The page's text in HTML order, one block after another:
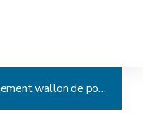
Arrêté du Gouvernement wallon de pouvoirs spéciaux n° 54 portant dérogation aux articles L1232-5, § 2, et L1232-24, § 1er, alinéa 2, du Code de la démocratie locale et de la décentralisation relatifs aux lieux de sépulture et aux funérailles, modes de sépulture et rites funéraires